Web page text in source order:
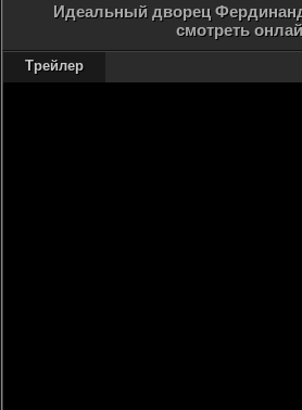
Идеальный дворец
смотреть
Трейлер